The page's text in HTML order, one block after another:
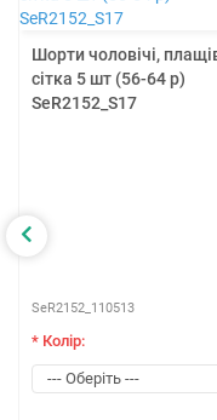
Шорти чоловічі,
сітка 5 шт (56-64 р)
SeR2152_S17
SeR2152_110513
* Колір: